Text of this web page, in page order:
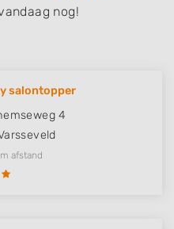
nog!
salontopper
4
afstand